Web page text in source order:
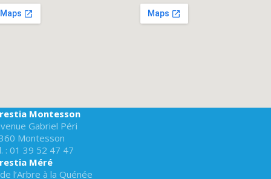
Montesson
Gabriel Péri
Montesson
: 01 39 52 47 47
Méré
l’Arbre à la Quénée